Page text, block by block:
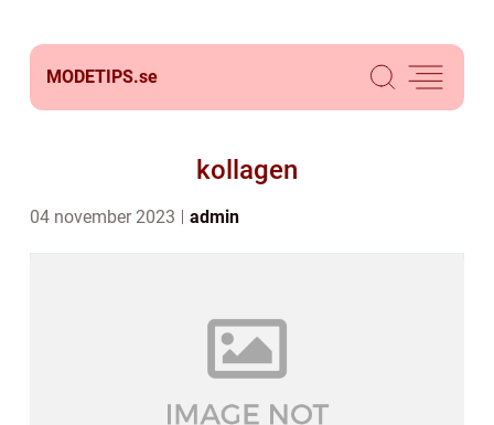
MODETIPS.se
kollagen
04 november 2023 admin